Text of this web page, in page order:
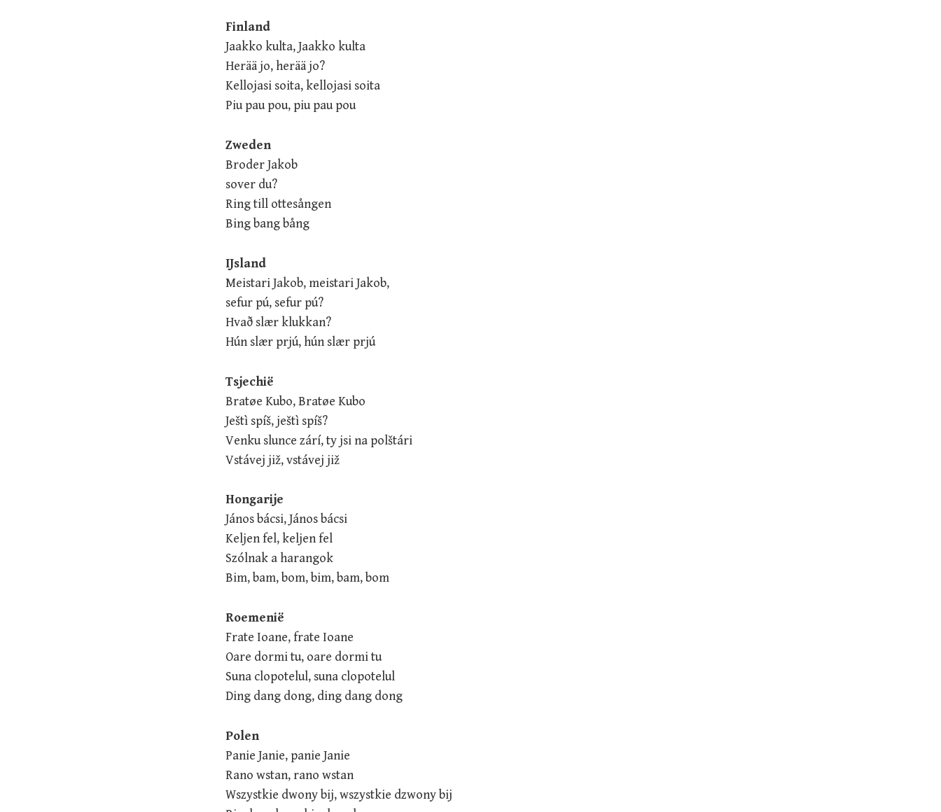
Finland
Jaakko kulta, Jaakko kulta
Herää jo, herää jo?
Kellojasi soita, kellojasi soita
Piu pau pou, piu pau pou
Zweden
Broder Jakob
sover du?
Ring till ottesången
Bing bang bång
IJsland
Meistari Jakob, meistari Jakob,
sefur pú, sefur pú?
Hvað slær klukkan?
Hún slær prjú, hún slær prjú
Tsjechië
Bratøe Kubo, Bratøe Kubo
Ještì spíš, ještì spíš?
Venku slunce zárí, ty jsi na polštári
Vstávej již, vstávej již
Hongarije
János bácsi, János bácsi
Keljen fel, keljen fel
Szólnak a harangok
Bim, bam, bom, bim, bam, bom
Roemenië
Frate Ioane, frate Ioane
Oare dormi tu, oare dormi tu
Suna clopotelul, suna clopotelul
Ding dang dong, ding dang dong
Polen
Panie Janie, panie Janie
Rano wstan, rano wstan
Wszystkie dwony bij, wszystkie dzwony bij